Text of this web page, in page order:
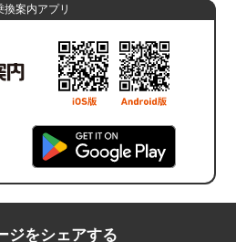
換案内アプリ
ジをシェアする